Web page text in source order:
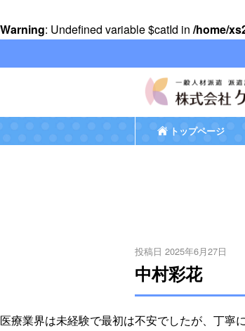
Warning: Undefined variable $catId in /home/
トップページ
投稿日 2025年6月27日
中村彩花
医療業界は未経験で最初は不安でしたが、丁寧